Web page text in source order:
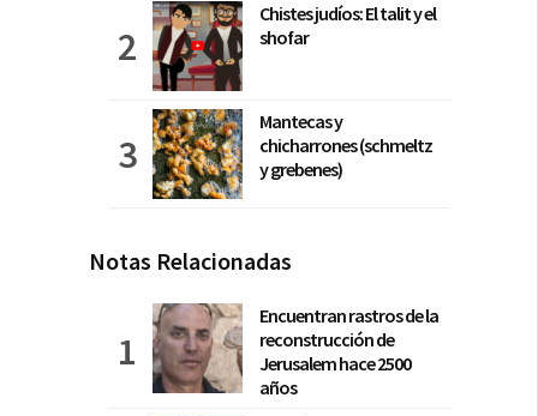
Chistes judíos: El talit y el
shofar
Mantecas y
chicharrones (schmeltz
y grebenes)
Notas Relacionadas
Encuentran rastros de la
reconstrucción de
Jerusalem hace 2500
años